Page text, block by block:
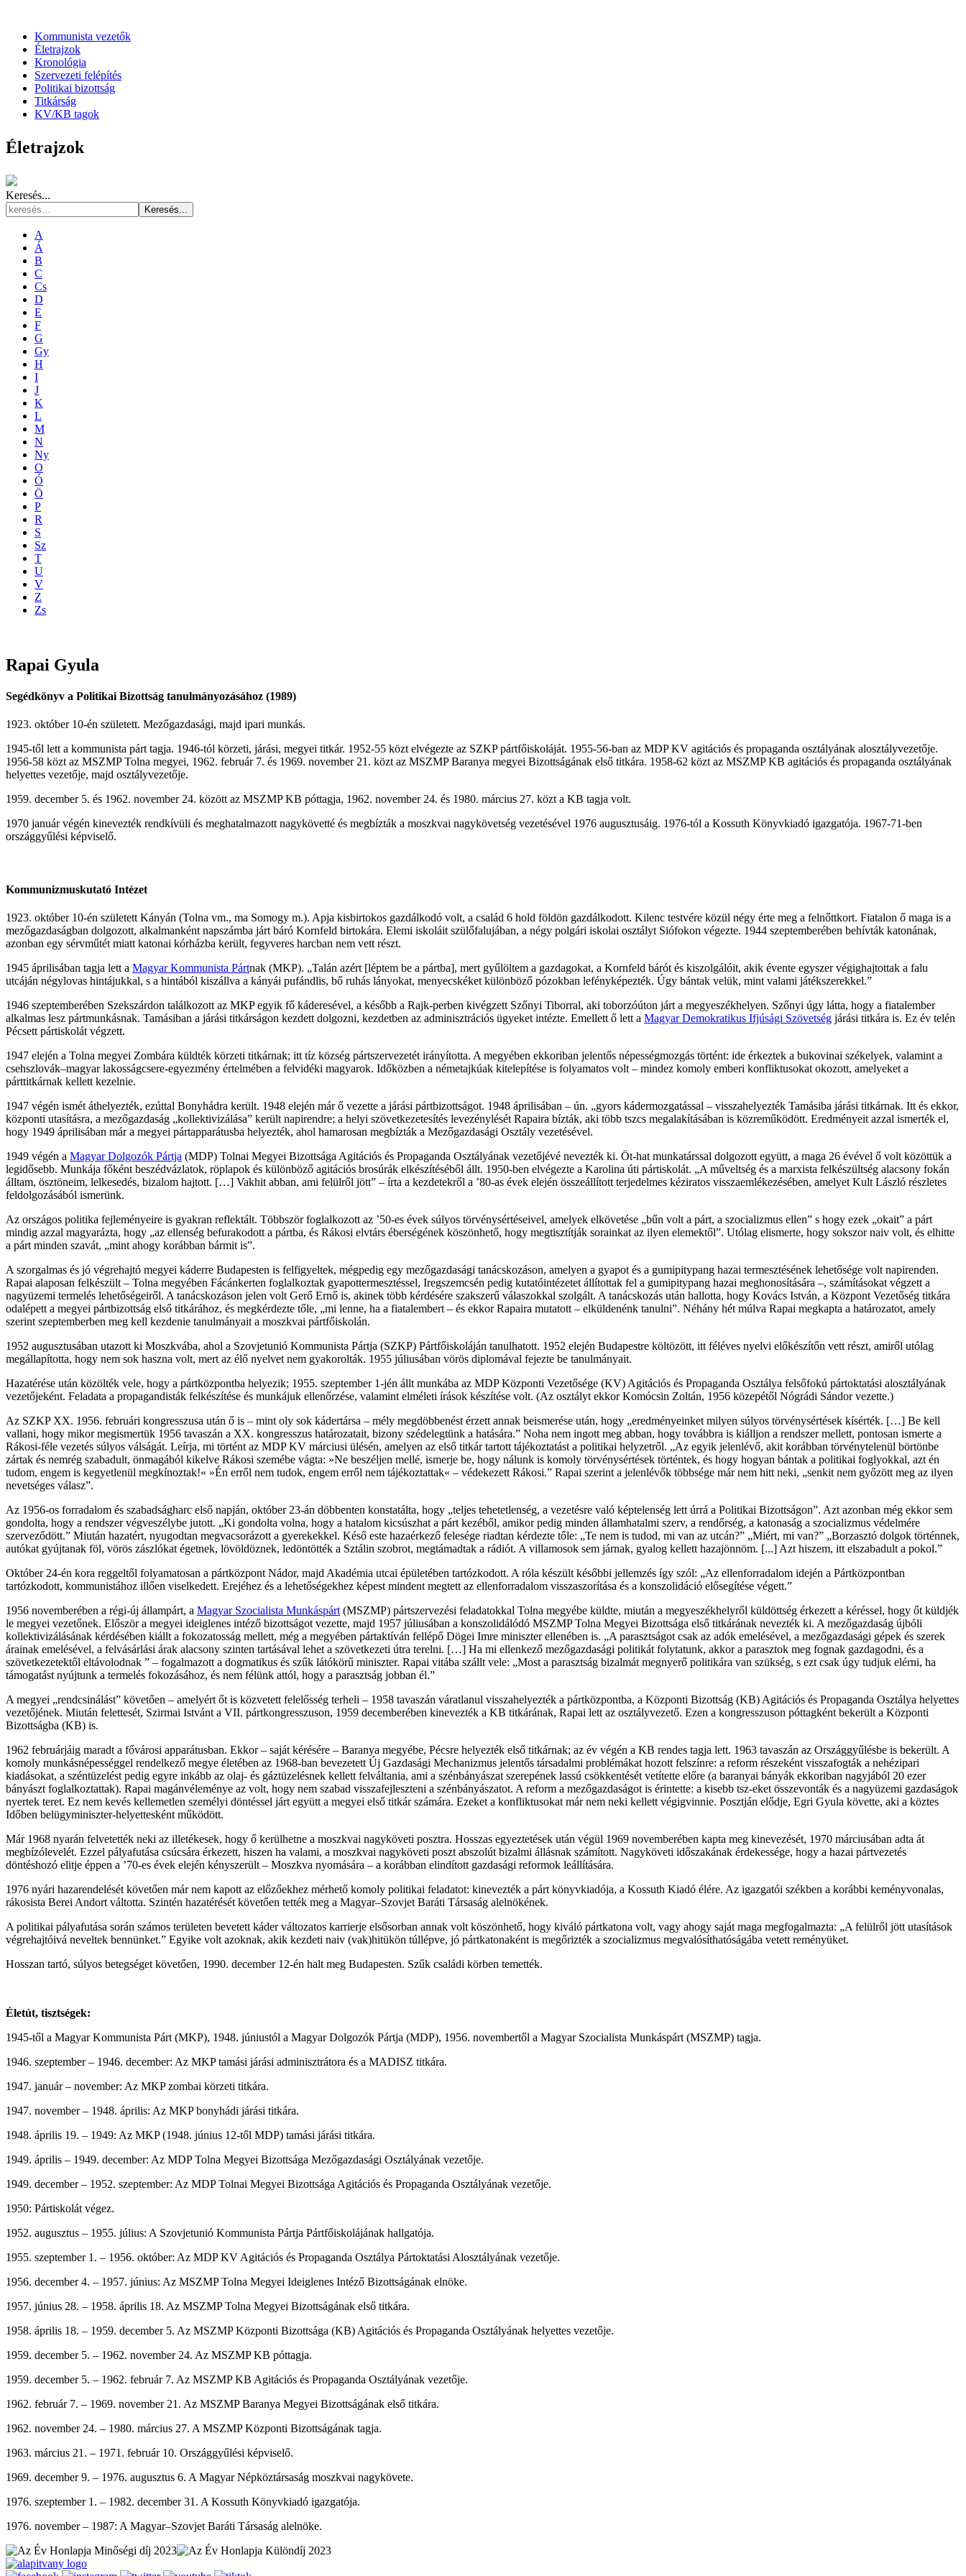
Kommunista vezetők
Életrajzok
Kronológia
Szervezeti felépítés
Politikai bizottság
Titkárság
KV/KB tagok
Életrajzok
Keresés...
Keresés...
A
Á
B
C
Cs
D
E
F
G
Gy
H
I
J
K
L
M
N
Ny
O
Ó
Ö
P
R
S
Sz
T
U
V
Z
Zs
Rapai Gyula
Segédkönyv a Politikai Bizottság tanulmányozásához (1989)
1923. október 10-én született. Mezőgazdasági, majd ipari munkás.
1945-től lett a kommunista párt tagja. 1946-tól körzeti, járási, megyei titkár. 1952-55 közt elvégezte az SZKP pártfőiskoláját. 1955-56-ban az MDP KV agitációs és propaganda osztályának alosztályvezetője.
1956-58 közt az MSZMP Tolna megyei, 1962. február 7. és 1969. november 21. közt az MSZMP Baranya megyei Bizottságának első titkára. 1958-62 közt az MSZMP KB agitációs és propaganda osztályának
helyettes vezetője, majd osztályvezetője.
1959. december 5. és 1962. november 24. között az MSZMP KB póttagja, 1962. november 24. és 1980. március 27. közt a KB tagja volt.
1970 január végén kinevezték rendkívüli és meghatalmazott nagykövetté és megbízták a moszkvai nagykövetség vezetésével 1976 augusztusáig. 1976-tól a Kossuth Könyvkiadó igazgatója. 1967-71-ben
országgyűlési képviselő.
Kommunizmuskutató Intézet
1923. október 10-én született Kányán (Tolna vm., ma Somogy m.). Apja kisbirtokos gazdálkodó volt, a család 6 hold földön gazdálkodott. Kilenc testvére közül négy érte meg a felnőttkort. Fiatalon ő maga is a
mezőgazdaságban dolgozott, alkalmanként napszámba járt báró Kornfeld birtokára. Elemi iskoláit szülőfalujában, a négy polgári iskolai osztályt Siófokon végezte. 1944 szeptemberében behívták katonának,
azonban egy sérvműtét miatt katonai kórházba került, fegyveres harcban nem vett részt.
1945 áprilisában tagja lett a Magyar Kommunista Pártnak (MKP). „Talán azért [léptem be a pártba], mert gyűlöltem a gazdagokat, a Kornfeld bárót és kiszolgálóit, akik évente egyszer végighajtottak a falu
utcáján négylovas hintájukkal, s a hintából kiszállva a kányái pufándlis, bő ruhás lányokat, menyecskéket különböző pózokban lefényképezték. Úgy bántak velük, mint valami játékszerekkel.”
1946 szeptemberében Szekszárdon találkozott az MKP egyik fő káderesével, a később a Rajk-perben kivégzett Szőnyi Tiborral, aki toborzóúton járt a megyeszékhelyen. Szőnyi úgy látta, hogy a fiatalember
alkalmas lesz pártmunkásnak. Tamásiban a járási titkárságon kezdett dolgozni, kezdetben az adminisztrációs ügyeket intézte. Emellett ő lett a Magyar Demokratikus Ifjúsági Szövetség járási titkára is. Ez év telén
Pécsett pártiskolát végzett.
1947 elején a Tolna megyei Zombára küldték körzeti titkárnak; itt tíz község pártszervezetét irányította. A megyében ekkoriban jelentős népességmozgás történt: ide érkeztek a bukovinai székelyek, valamint a
csehszlovák–magyar lakosságcsere-egyezmény értelmében a felvidéki magyarok. Időközben a németajkúak kitelepítése is folyamatos volt – mindez komoly emberi konfliktusokat okozott, amelyeket a
párttitkárnak kellett kezelnie.
1947 végén ismét áthelyezték, ezúttal Bonyhádra került. 1948 elején már ő vezette a járási pártbizottságot. 1948 áprilisában – ún. „gyors kádermozgatással – visszahelyezték Tamásiba járási titkárnak. Itt és ekkor,
központi utasításra, a mezőgazdaság „kollektivizálása” került napirendre; a helyi szövetkezetesítés levezénylését Rapaira bízták, aki több tszcs megalakításában is közreműködött. Eredményeit azzal ismerték el,
hogy 1949 áprilisában már a megyei pártapparátusba helyezték, ahol hamarosan megbízták a Mezőgazdasági Osztály vezetésével.
1949 végén a Magyar Dolgozók Pártja (MDP) Tolnai Megyei Bizottsága Agitációs és Propaganda Osztályának vezetőjévé nevezték ki. Öt-hat munkatárssal dolgozott együtt, a maga 26 évével ő volt közöttük a
legidősebb. Munkája főként beszédvázlatok, röplapok és különböző agitációs brosúrák elkészítéséből állt. 1950-ben elvégezte a Karolina úti pártiskolát. „A műveltség és a marxista felkészültség alacsony fokán
álltam, ösztöneim, lelkesedés, bizalom hajtott. […] Vakhit abban, ami felülről jött” – írta a kezdetekről a ’80-as évek elején összeállított terjedelmes kéziratos visszaemlékezésében, amelyet Kult László részletes
feldolgozásából ismerünk.
Az országos politika fejleményeire is gyakran reflektált. Többször foglalkozott az ’50-es évek súlyos törvénysértéseivel, amelyek elkövetése „bűn volt a párt, a szocializmus ellen” s hogy ezek „okait” a párt
mindig azzal magyarázta, hogy „az ellenség befurakodott a pártba, és Rákosi elvtárs éberségének köszönhető, hogy megtisztítják sorainkat az ilyen elemektől”. Utólag elismerte, hogy sokszor naiv volt, és elhitte
a párt minden szavát, „mint ahogy korábban bármit is”.
A szorgalmas és jó végrehajtó megyei káderre Budapesten is felfigyeltek, mégpedig egy mezőgazdasági tanácskozáson, amelyen a gyapot és a gumipitypang hazai termesztésének lehetősége volt napirenden.
Rapai alaposan felkészült – Tolna megyében Fácánkerten foglalkoztak gyapottermesztéssel, Iregszemcsén pedig kutatóintézetet állítottak fel a gumipitypang hazai meghonosítására –, számításokat végzett a
nagyüzemi termelés lehetőségeiről. A tanácskozáson jelen volt Gerő Ernő is, akinek több kérdésére szakszerű válaszokkal szolgált. A tanácskozás után hallotta, hogy Kovács István, a Központ Vezetőség titkára
odalépett a megyei pártbizottság első titkárához, és megkérdezte tőle, „mi lenne, ha a fiatalembert – és ekkor Rapaira mutatott – elküldenénk tanulni”. Néhány hét múlva Rapai megkapta a határozatot, amely
szerint szeptemberben meg kell kezdenie tanulmányait a moszkvai pártfőiskolán.
1952 augusztusában utazott ki Moszkvába, ahol a Szovjetunió Kommunista Pártja (SZKP) Pártfőiskoláján tanulhatott. 1952 elején Budapestre költözött, itt féléves nyelvi előkészítőn vett részt, amiről utólag
megállapította, hogy nem sok haszna volt, mert az élő nyelvet nem gyakorolták. 1955 júliusában vörös diplomával fejezte be tanulmányait.
Hazatérése után közölték vele, hogy a pártközpontba helyezik; 1955. szeptember 1-jén állt munkába az MDP Központi Vezetősége (KV) Agitációs és Propaganda Osztálya felsőfokú pártoktatási alosztályának
vezetőjeként. Feladata a propagandisták felkészítése és munkájuk ellenőrzése, valamint elméleti írások készítése volt. (Az osztályt ekkor Komócsin Zoltán, 1956 közepétől Nógrádi Sándor vezette.)
Az SZKP XX. 1956. februári kongresszusa után ő is – mint oly sok kádertársa – mély megdöbbenést érzett annak beismerése után, hogy „eredményeinket milyen súlyos törvénysértések kísérték. […] Be kell
vallani, hogy mikor megismertük 1956 tavaszán a XX. kongresszus határozatait, bizony szédelegtünk a hatására.” Noha nem ingott meg abban, hogy továbbra is kiálljon a rendszer mellett, pontosan ismerte a
Rákosi-féle vezetés súlyos válságát. Leírja, mi történt az MDP KV márciusi ülésén, amelyen az első titkár tartott tájékoztatást a politikai helyzetről. „Az egyik jelenlévő, akit korábban törvénytelenül börtönbe
zártak és nemrég szabadult, önmagából kikelve Rákosi szemébe vágta: »Ne beszéljen mellé, ismerje be, hogy nálunk is komoly törvénysértések történtek, és hogy hogyan bántak a politikai foglyokkal, azt én
tudom, engem is kegyetlenül megkínoztak!« »Én erről nem tudok, engem erről nem tájékoztattak« – védekezett Rákosi.” Rapai szerint a jelenlévők többsége már nem hitt neki, „senkit nem győzött meg az ilyen
nevetséges válasz”.
Az 1956-os forradalom és szabadságharc első napján, október 23-án döbbenten konstatálta, hogy „teljes tehetetlenség, a vezetésre való képtelenség lett úrrá a Politikai Bizottságon”. Azt azonban még ekkor sem
gondolta, hogy a rendszer végveszélybe jutott. „Ki gondolta volna, hogy a hatalom kicsúszhat a párt kezéből, amikor pedig minden államhatalmi szerv, a rendőrség, a katonaság a szocializmus védelmére
szerveződött.” Miután hazatért, nyugodtan megvacsorázott a gyerekekkel. Késő este hazaérkező felesége riadtan kérdezte tőle: „Te nem is tudod, mi van az utcán?” „Miért, mi van?” „Borzasztó dolgok történnek,
autókat gyújtanak föl, vörös zászlókat égetnek, lövöldöznek, ledöntötték a Sztálin szobrot, megtámadtak a rádiót. A villamosok sem járnak, gyalog kellett hazajönnöm. [...] Azt hiszem, itt elszabadult a pokol.”
Október 24-én kora reggeltől folyamatosan a pártközpont Nádor, majd Akadémia utcai épületében tartózkodott. A róla készült későbbi jellemzés így szól: „Az ellenforradalom idején a Pártközpontban
tartózkodott, kommunistához illően viselkedett. Erejéhez és a lehetőségekhez képest mindent megtett az ellenforradalom visszaszorítása és a konszolidáció elősegítése végett.”
1956 novemberében a régi-új állampárt, a Magyar Szocialista Munkáspárt (MSZMP) pártszervezési feladatokkal Tolna megyébe küldte, miután a megyeszékhelyről küldöttség érkezett a kéréssel, hogy őt küldjék
le megyei vezetőnek. Először a megyei ideiglenes intéző bizottságot vezette, majd 1957 júliusában a konszolidálódó MSZMP Tolna Megyei Bizottsága első titkárának nevezték ki. A mezőgazdaság újbóli
kollektivizálásának kérdésében kiállt a fokozatosság mellett, még a megyében pártaktíván fellépő Dögei Imre miniszter ellenében is. „A parasztságot csak az adók emelésével, a mezőgazdasági gépek és szerek
árainak emelésével, a felvásárlási árak alacsony szinten tartásával lehet a szövetkezeti útra terelni. […] Ha mi ellenkező mezőgazdasági politikát folytatunk, akkor a parasztok meg fognak gazdagodni, és a
szövetkezetektől eltávolodnak ” – fogalmazott a dogmatikus és szűk látókörű miniszter. Rapai vitába szállt vele: „Most a parasztság bizalmát megnyerő politikára van szükség, s ezt csak úgy tudjuk elérni, ha
támogatást nyújtunk a termelés fokozásához, és nem félünk attól, hogy a parasztság jobban él.”
A megyei „rendcsinálást” követően – amelyért őt is közvetett felelősség terheli – 1958 tavaszán váratlanul visszahelyezték a pártközpontba, a Központi Bizottság (KB) Agitációs és Propaganda Osztálya helyettes
vezetőjének. Miután felettesét, Szirmai Istvánt a VII. pártkongresszuson, 1959 decemberében kinevezték a KB titkárának, Rapai lett az osztályvezető. Ezen a kongresszuson póttagként bekerült a Központi
Bizottságba (KB) is.
1962 februárjáig maradt a fővárosi apparátusban. Ekkor – saját kérésére – Baranya megyébe, Pécsre helyezték első titkárnak; az év végén a KB rendes tagja lett. 1963 tavaszán az Országgyűlésbe is bekerült. A
komoly munkásnépességgel rendelkező megye életében az 1968-ban bevezetett Új Gazdasági Mechanizmus jelentős társadalmi problémákat hozott felszínre: a reform részeként visszafogták a nehézipari
kiadásokat, a széntüzelést pedig egyre inkább az olaj- és gáztüzelésnek kellett felváltania, ami a szénbányászat szerepének lassú csökkentését vetítette előre (a baranyai bányák ekkoriban nagyjából 20 ezer
bányászt foglalkoztattak). Rapai magánvéleménye az volt, hogy nem szabad visszafejleszteni a szénbányászatot. A reform a mezőgazdaságot is érintette: a kisebb tsz-eket összevonták és a nagyüzemi gazdaságok
nyertek teret. Ez nem kevés kellemetlen személyi döntéssel járt együtt a megyei első titkár számára. Ezeket a konfliktusokat már nem neki kellett végigvinnie. Posztján elődje, Egri Gyula követte, aki a köztes
Időben belügyminiszter-helyettesként működött.
Már 1968 nyarán felvetették neki az illetékesek, hogy ő kerülhetne a moszkvai nagyköveti posztra. Hosszas egyeztetések után végül 1969 novemberében kapta meg kinevezését, 1970 márciusában adta át
megbízólevelét. Ezzel pályafutása csúcsára érkezett, hiszen ha valami, a moszkvai nagyköveti poszt abszolút bizalmi állásnak számított. Nagyköveti időszakának érdekessége, hogy a hazai pártvezetés
döntéshozó elitje éppen a ’70-es évek elején kényszerült – Moszkva nyomására – a korábban elindított gazdasági reformok leállítására.
1976 nyári hazarendelését követően már nem kapott az előzőekhez mérhető komoly politikai feladatot: kinevezték a párt könyvkiadója, a Kossuth Kiadó élére. Az igazgatói székben a korábbi keményvonalas,
rákosista Berei Andort váltotta. Szintén hazatérését követően tették meg a Magyar–Szovjet Baráti Társaság alelnökének.
A politikai pályafutása során számos területen bevetett káder változatos karrierje elsősorban annak volt köszönhető, hogy kiváló pártkatona volt, vagy ahogy saját maga megfogalmazta: „A felülről jött utasítások
végrehajtóivá neveltek bennünket.” Egyike volt azoknak, akik kezdeti naiv (vak)hitükön túllépve, jó pártkatonaként is megőrizték a szocializmus megvalósíthatóságába vetett reményüket.
Hosszan tartó, súlyos betegséget követően, 1990. december 12-én halt meg Budapesten. Szűk családi körben temették.
Életút, tisztségek:
1945-től a Magyar Kommunista Párt (MKP), 1948. júniustól a Magyar Dolgozók Pártja (MDP), 1956. novembertől a Magyar Szocialista Munkáspárt (MSZMP) tagja.
1946. szeptember – 1946. december: Az MKP tamási járási adminisztrátora és a MADISZ titkára.
1947. január – november: Az MKP zombai körzeti titkára.
1947. november – 1948. április: Az MKP bonyhádi járási titkára.
1948. április 19. – 1949: Az MKP (1948. június 12-től MDP) tamási járási titkára.
1949. április – 1949. december: Az MDP Tolna Megyei Bizottsága Mezőgazdasági Osztályának vezetője.
1949. december – 1952. szeptember: Az MDP Tolnai Megyei Bizottsága Agitációs és Propaganda Osztályának vezetője.
1950: Pártiskolát végez.
1952. augusztus – 1955. július: A Szovjetunió Kommunista Pártja Pártfőiskolájának hallgatója.
1955. szeptember 1. – 1956. október: Az MDP KV Agitációs és Propaganda Osztálya Pártoktatási Alosztályának vezetője.
1956. december 4. – 1957. június: Az MSZMP Tolna Megyei Ideiglenes Intéző Bizottságának elnöke.
1957. június 28. – 1958. április 18. Az MSZMP Tolna Megyei Bizottságának első titkára.
1958. április 18. – 1959. december 5. Az MSZMP Központi Bizottsága (KB) Agitációs és Propaganda Osztályának helyettes vezetője.
1959. december 5. – 1962. november 24. Az MSZMP KB póttagja.
1959. december 5. – 1962. február 7. Az MSZMP KB Agitációs és Propaganda Osztályának vezetője.
1962. február 7. – 1969. november 21. Az MSZMP Baranya Megyei Bizottságának első titkára.
1962. november 24. – 1980. március 27. A MSZMP Központi Bizottságának tagja.
1963. március 21. – 1971. február 10. Országgyűlési képviselő.
1969. december 9. – 1976. augusztus 6. A Magyar Népköztársaság moszkvai nagykövete.
1976. szeptember 1. – 1982. december 31. A Kossuth Könyvkiadó igazgatója.
1976. november – 1987: A Magyar–Szovjet Baráti Társaság alelnöke.